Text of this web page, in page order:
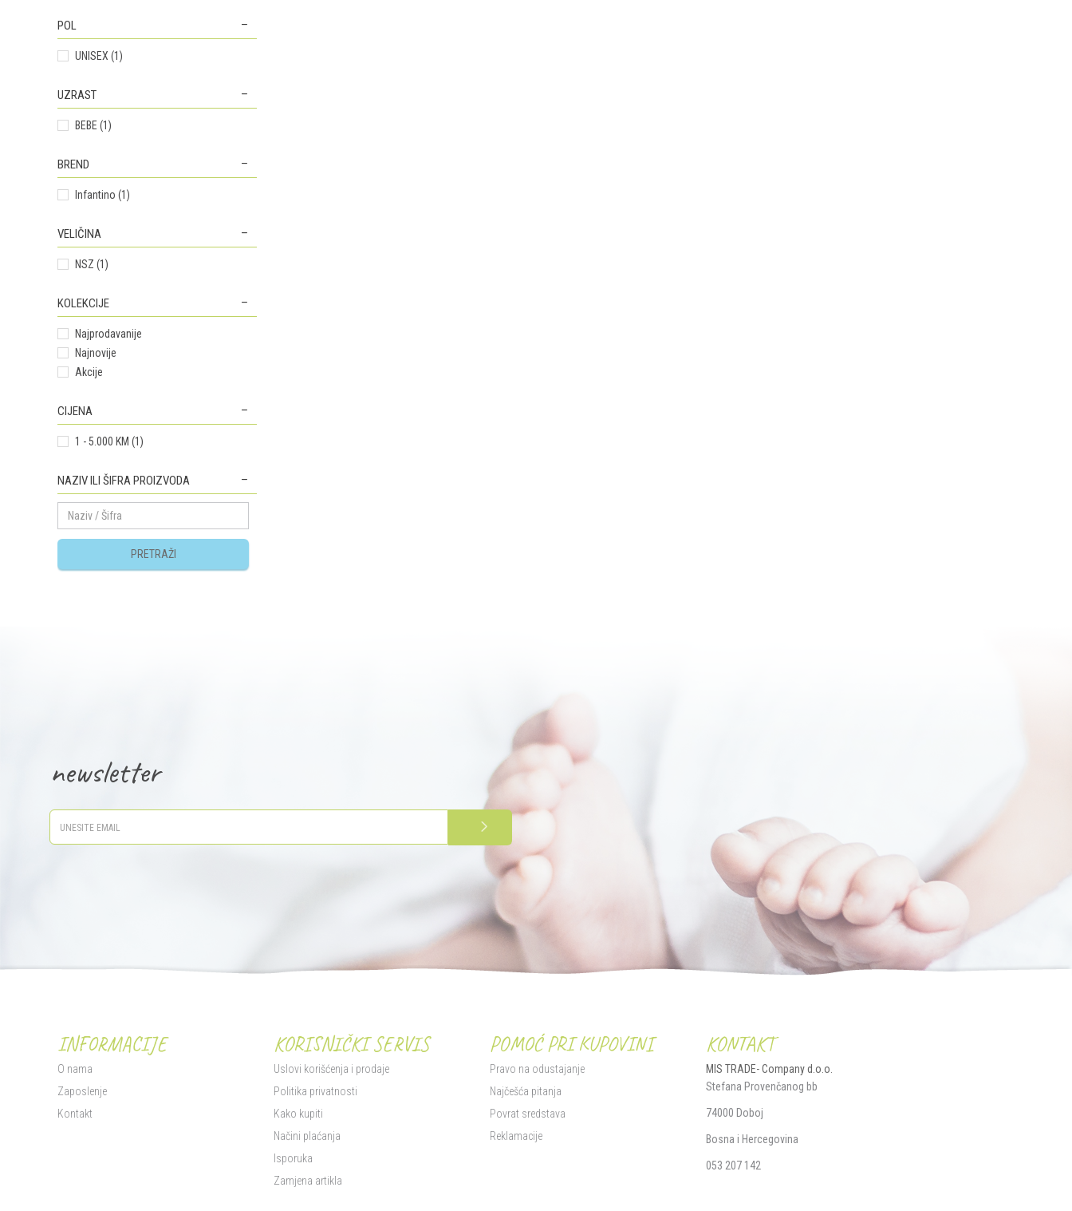
POL
UNISEX (1)
UZRAST
BEBE (1)
BREND
Infantino (1)
VELIČINA
NSZ (1)
KOLEKCIJE
Najprodavanije
Najnovije
Akcije
CIJENA
1 - 5.000 KM (1)
NAZIV ILI ŠIFRA PROIZVODA
PRETRAŽI
newsletter
PRIJAVITE SE
INFORMACIJE
O nama
Zaposlenje
Kontakt
KORISNIČKI SERVIS
Uslovi korišćenja i prodaje
Politika privatnosti
Kako kupiti
Načini plaćanja
Isporuka
Zamjena artikla
POMOĆ PRI KUPOVINI
Pravo na odustajanje
Najčešća pitanja
Povrat sredstava
Reklamacije
KONTAKT
MIS TRADE- Company d.o.o.
Stefana Provenčanog bb
74000 Doboj
Bosna i Hercegovina
053 207 142